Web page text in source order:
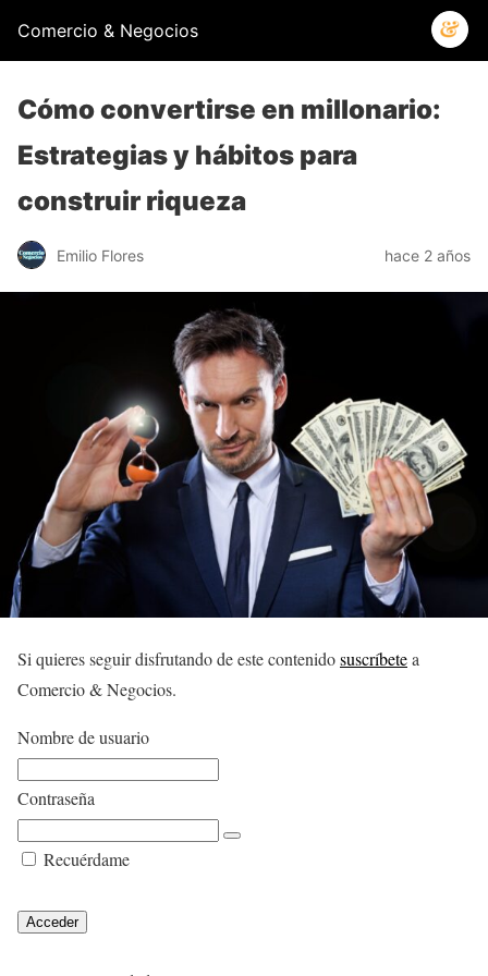
Comercio & Negocios
Cómo convertirse en millonario:
Estrategias y hábitos para
construir riqueza
Emilio Flores hace 2 años
Si quieres seguir disfrutando de este contenidosuscríbetea
Comercio & Negocios.
Nombre de usuario
Contraseña
Recuérdame